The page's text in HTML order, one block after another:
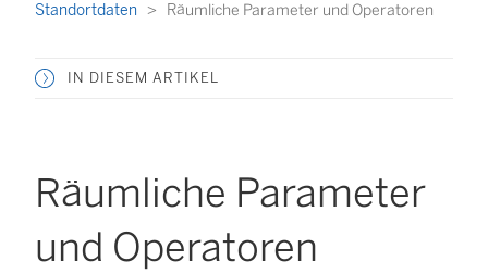
Standortdaten
Räumliche Parameter und Operatoren
IN DIESEM ARTIKEL
Räumliche Parameter
und Operatoren